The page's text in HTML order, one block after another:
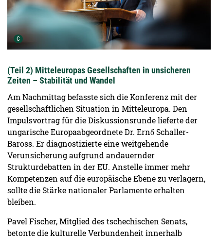
C
(Teil 2) Mitteleuropas Gesellschaften in unsicheren
Zeiten – Stabilität und Wandel
Am Nachmittag befasste sich die Konferenz mit der
gesellschaftlichen Situation in Mitteleuropa. Den
Impulsvortrag für die Diskussionsrunde lieferte der
ungarische Europaabgeordnete Dr. Ernő Schaller-
Baross. Er diagnostizierte eine weitgehende
Verunsicherung aufgrund andauernder
Strukturdebatten in der EU. Anstelle immer mehr
Kompetenzen auf die europäische Ebene zu verlagern,
sollte die Stärke nationaler Parlamente erhalten
bleiben.
Pavel Fischer, Mitglied des tschechischen Senats,
betonte die kulturelle Verbundenheit innerhalb